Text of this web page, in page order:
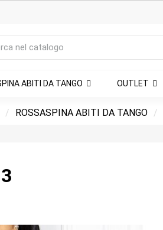
ABITI DA TANGO OUTLET
ROSSASPINA ABITI DA TANGO